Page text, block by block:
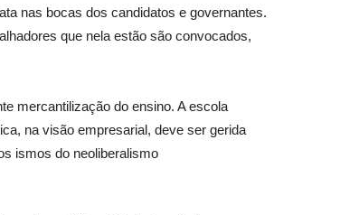
nas bocas dos candidatos e governantes.
que nela estão são convocados,
mercantilização do ensino. A escola
na visão empresarial, deve ser gerida
ismos do neoliberalismo